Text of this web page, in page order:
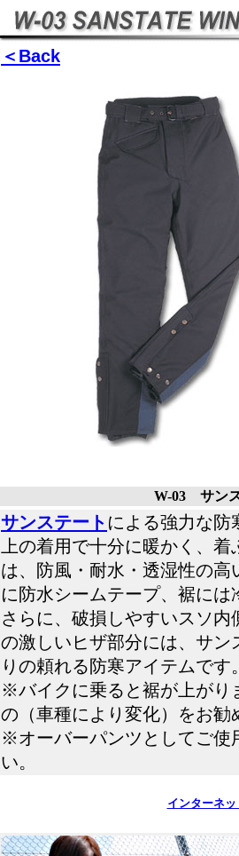
＜Back
W-03 サン
サンステート による強力な防
上の着用で十分に暖かく、
は、防風・耐水・透湿性の高
に防水シームテープ、裾に
さらに、破損しやすいスソ
の激しいヒザ部分には、サ
りの頼れる防寒アイテムです
※バイクに乗ると裾が上がり
の（車種により変化）をお勧
※オーバーパンツとしてご使
い。
インターネ